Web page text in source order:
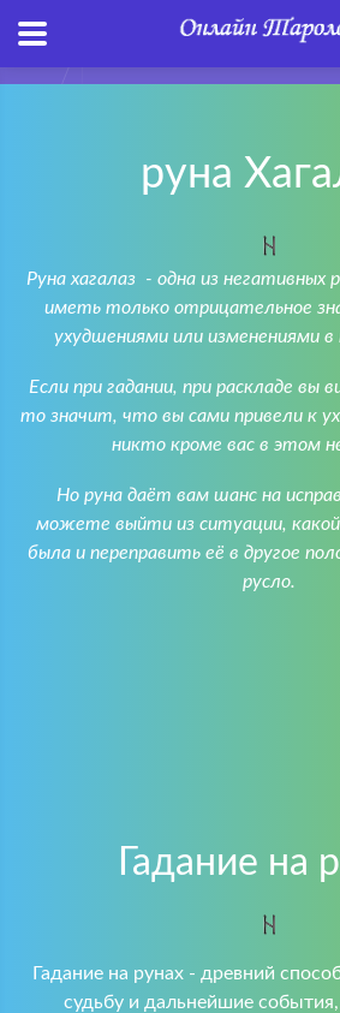
руна
Руна хагалаз - одна из
иметь только отрицательное
ухудшениями или изменениями в
Если при гадании, при раскладе вы
то значит, что вы сами привели к
никто кроме вас в этом
Но руна даёт вам шанс на
можете выйти из ситуации,
была и переправить её в другое
русло.
Гадание на
Гадание на рунах - древний
судьбу и дальнейшие